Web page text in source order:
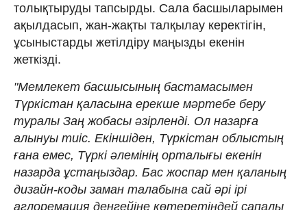
толықтыруды тапсырды. Сала басшыларымен
ақылдасып, жан-жақты талқылау керектігін,
ұсыныстарды жетілдіру маңызды екенін
жеткізді.
"Мемлекет басшысының бастамасымен
Түркістан қаласына ерекше мәртебе беру
туралы Заң жобасы әзірленді. Ол назарға
алынуы тиіс. Екіншіден, Түркістан облыстың
ғана емес, Түркі әлемінің орталығы екенін
назарда ұстаңыздар. Бас жоспар мен қаланың
дизайн-коды заман талабына сай әрі ірі
аглоремация деңгейіне көтеретіндей сапалы